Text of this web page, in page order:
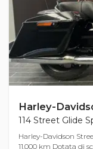
Harley-
114 Street Glide
Harley-Davidson
11.000 km Dotata di